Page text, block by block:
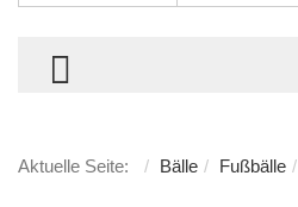
TOGGLE
Aktuelle Seite: Bälle Fußbälle